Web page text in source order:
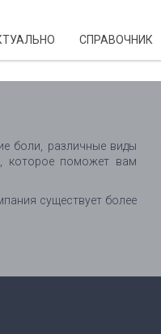
CПРАВОЧНИК
боли, различные виды
которое поможет вам
существует более